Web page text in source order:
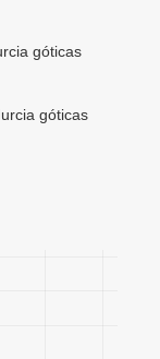
góticas
góticas